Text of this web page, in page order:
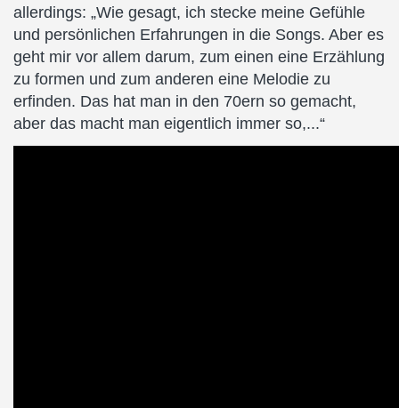
allerdings: „Wie gesagt, ich stecke meine Gefühle
und persönlichen Erfahrungen in die Songs. Aber es
geht mir vor allem darum, zum einen eine Erzählung
zu formen und zum anderen eine Melodie zu
erfinden. Das hat man in den 70ern so gemacht,
aber das macht man eigentlich immer so,...“